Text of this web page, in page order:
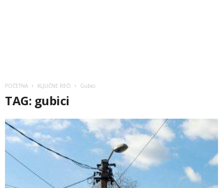
POČETNA KLJUČNE REČI Gubici
TAG: gubici